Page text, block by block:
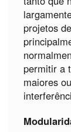
projetos
permitir a
maiores